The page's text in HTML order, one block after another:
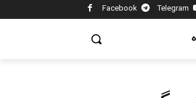
Facebook Telegram